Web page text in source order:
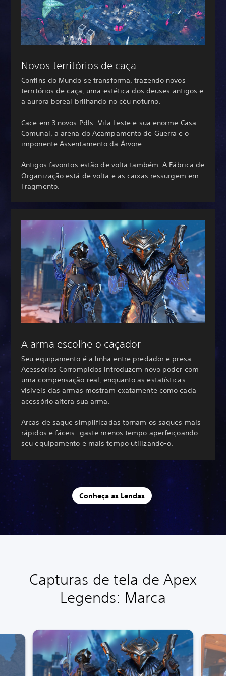
Novos territórios de caça
Confins do Mundo se transforma, trazendo novos
territórios de caça, uma estética dos deuses antigos e
a aurora boreal brilhando no céu noturno.
Cace em 3 novos PdIs: Vila Leste e sua enorme Casa
Comunal, a arena do Acampamento de Guerra e o
imponente Assentamento da Árvore.
Antigos favoritos estão de volta também. A Fábrica de
Organização está de volta e as caixas ressurgem em
Fragmento.
A arma escolhe o caçador
Seu equipamento é a linha entre predador e presa.
Acessórios Corrompidos introduzem novo poder com
uma compensação real, enquanto as estatísticas
visíveis das armas mostram exatamente como cada
acessório altera sua arma.
Arcas de saque simplificadas tornam os saques mais
rápidos e fáceis: gaste menos tempo aperfeiçoando
seu equipamento e mais tempo utilizando-o.
Conheça as Lendas
Capturas de tela de Apex
Legends: Marca